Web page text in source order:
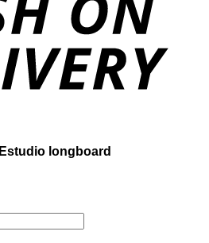
Estudio longboard